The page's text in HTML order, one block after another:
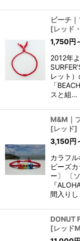
ビーチ
[レッド
1,750円
2012年
レット
「
スと組…
M&M｜
[レッド]
3,150円
カラフ
ビーズ
ー〕 〔
『
間入り
DONUT
[レッド